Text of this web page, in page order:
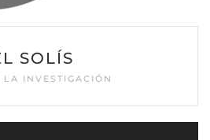
SOLÍS
LA INVESTIGACIÓN